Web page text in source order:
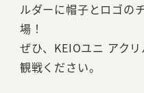
ルダーに帽子とロゴの
場！
ぜひ、KEIOユニ アク
観戦ください。